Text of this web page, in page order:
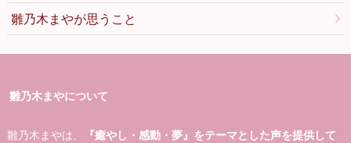
雛乃木まやが思うこと
雛乃木まやについて
雛乃木まやは、
『癒やし・感動・夢』をテーマとした声を提供して